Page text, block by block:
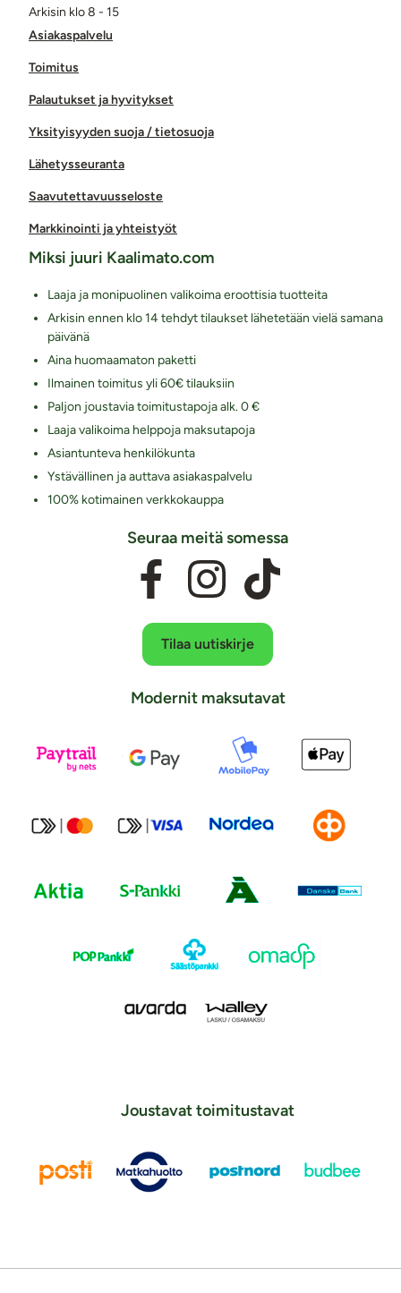
Asiakaspalvelu
Toimitus
Palautukset ja hyvitykset
Yksityisyyden suoja / tietosuoja
Lähetysseuranta
Saavutettavuusseloste
Markkinointi ja yhteistyöt
Arkisin klo 8 - 15
Miksi juuri Kaalimato.com
Laaja ja monipuolinen valikoima eroottisia tuotteita
Arkisin ennen klo 14 tehdyt tilaukset lähetetään vielä samana
päivänä
Aina huomaamaton paketti
Ilmainen toimitus yli 60€ tilauksiin
Paljon joustavia toimitustapoja alk. 0 €
Laaja valikoima helppoja maksutapoja
Asiantunteva henkilökunta
Ystävällinen ja auttava asiakaspalvelu
100% kotimainen verkkokauppa
Seuraa meitä somessa
Tilaa uutiskirje
Modernit maksutavat
Joustavat toimitustavat